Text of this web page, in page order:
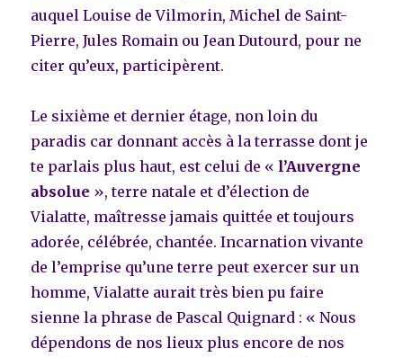
auquel Louise de Vilmorin, Michel de Saint-
Pierre, Jules Romain ou Jean Dutourd, pour ne
citer qu’eux, participèrent.
Le sixième et dernier étage, non loin du
paradis car donnant accès à la terrasse dont je
te parlais plus haut, est celui de « l’Auvergne
absolue », terre natale et d’élection de
Vialatte, maîtresse jamais quittée et toujours
adorée, célébrée, chantée. Incarnation vivante
de l’emprise qu’une terre peut exercer sur un
homme, Vialatte aurait très bien pu faire
sienne la phrase de Pascal Quignard : « Nous
dépendons de nos lieux plus encore de nos